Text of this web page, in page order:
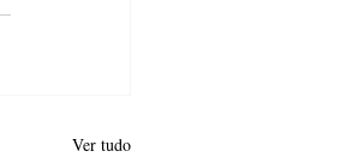
Ver tudo